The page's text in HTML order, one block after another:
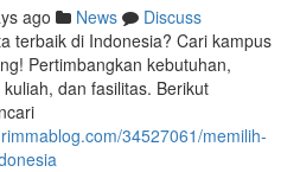
ago News
Discuss
terbaik di Indonesia? Cari kampus
Pertimbangkan kebutuhan,
dan fasilitas. Berikut
34527061/memilih-